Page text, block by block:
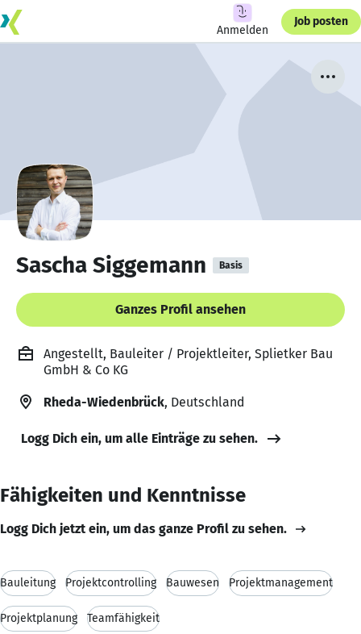
Anmelden
Job posten
Sascha Siggemann Basis
Ganzes Profil ansehen
Angestellt, Bauleiter / Projektleiter, Splietker Bau
GmbH & Co KG
Rheda-Wiedenbrück, Deutschland
Logg Dich ein, um alle Einträge zu sehen.
Fähigkeiten und Kenntnisse
Logg Dich jetzt ein, um das ganze Profil zu sehen.
Bauleitung Projektcontrolling Bauwesen Projektmanagement
Projektplanung Teamfähigkeit